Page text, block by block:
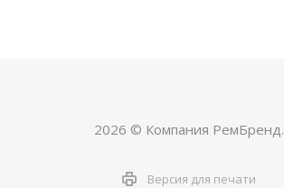
2026 © Компания РемБренд.
Версия для печати